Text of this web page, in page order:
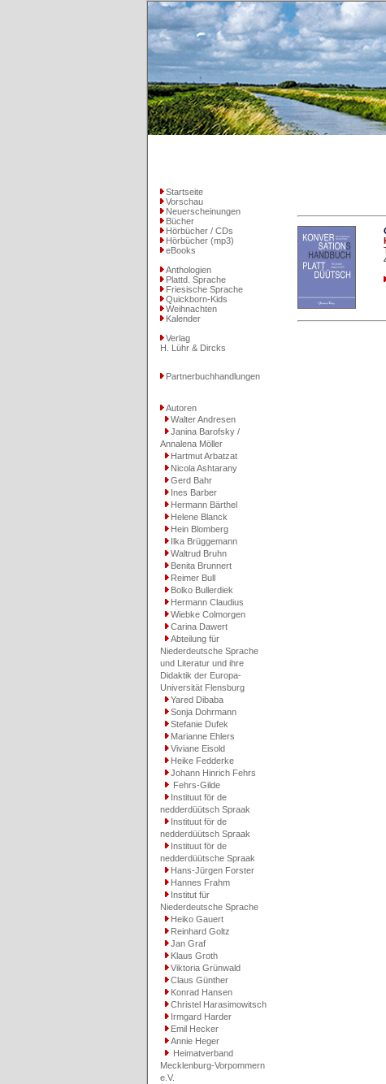
Startseite
Vorschau
Neuerscheinungen
Bücher
Hörbücher / CDs
Hörbücher (mp3)
eBooks
Anthologien
Plattd. Sprache
Friesische Sprache
Quickborn-Kids
Weihnachten
Kalender
Verlag
H. Lühr & Dircks
Partnerbuchhandlungen
Autoren
Walter Andresen
Janina Barofsky /
Annalena Möller
Hartmut Arbatzat
Nicola Ashtarany
Gerd Bahr
Ines Barber
Hermann Bärthel
Helene Blanck
Hein Blomberg
Ilka Brüggemann
Waltrud Bruhn
Benita Brunnert
Reimer Bull
Bolko Bullerdiek
Hermann Claudius
Wiebke Colmorgen
Carina Dawert
Abteilung für
Niederdeutsche Sprache
und Literatur und ihre
Didaktik der Europa-
Universität Flensburg
Yared Dibaba
Sonja Dohrmann
Stefanie Dufek
Marianne Ehlers
Viviane Eisold
Heike Fedderke
Johann Hinrich Fehrs
Fehrs-Gilde
Instituut för de
nedderdüütsch Spraak
Instituut för de
nedderdüütsch Spraak
Instituut för de
nedderdüütsche Spraak
Hans-Jürgen Forster
Hannes Frahm
Institut für
Niederdeutsche Sprache
Heiko Gauert
Reinhard Goltz
Jan Graf
Klaus Groth
Viktoria Grünwald
Claus Günther
Konrad Hansen
Christel Harasimowitsch
Irmgard Harder
Emil Hecker
Annie Heger
Heimatverband
Mecklenburg-Vorpommern
e.V.